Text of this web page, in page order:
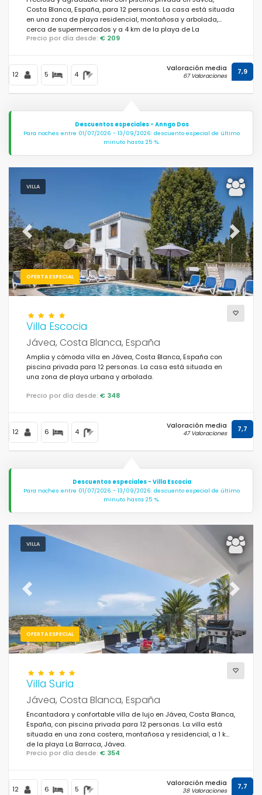
Costa Blanca, España, para 12 personas. La casa está situada
en una zona de playa residencial, montañosa y arbolada,
cerca de supermercados y a 4 km de la playa de La
Granadella, Jávea.
Precio por día desde: € 209
12 5 4
Valoración media
67 Valoraciones 7,9
Descuentos especiales - Anngo Dos
Para noches entre 01/07/2026 - 13/09/2026: descuento especial de último
minuto hasta 25 %.
VILLA
OFERTA ESPECIAL
Previous Next
Villa Escocia
Jávea, Costa Blanca, España
Amplia y cómoda villa en Jávea, Costa Blanca, España con
piscina privada para 12 personas. La casa está situada en
una zona de playa urbana y arbolada.
Precio por día desde: € 348
12 6 4
Valoración media
47 Valoraciones 7,7
Descuentos especiales - Villa Escocia
Para noches entre 01/07/2026 - 13/09/2026: descuento especial de último
minuto hasta 25 %.
VILLA
OFERTA ESPECIAL
Previous Next
Villa Suria
Jávea, Costa Blanca, España
Encantadora y confortable villa de lujo en Jávea, Costa Blanca,
España, con piscina privada para 12 personas. La villa está
situada en una zona costera, montañosa y residencial, a 1 km
de la playa La Barraca, Jávea.
Precio por día desde: € 354
12 6 5
Valoración media
38 Valoraciones 7,7